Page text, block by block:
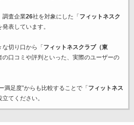
調査企業26社を対象にした「 フィットネスク
発表しています。
切り口から「 フィットネスクラブ（東
の口コミや評判といった、実際のユーザーの
満足度”からも比較することで「 フィットネス
立てください。